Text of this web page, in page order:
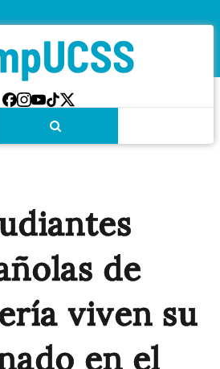
de
viven su
en el